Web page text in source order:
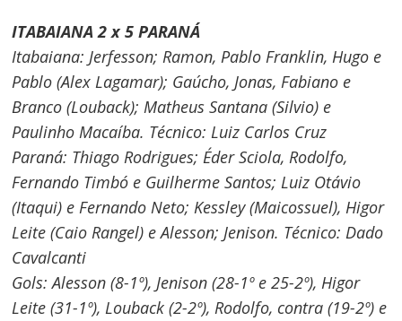
ITABAIANA 2 x 5 PARANÁ
Itabaiana: Jerfesson; Ramon, Pablo Franklin, Hugo e
Pablo (Alex Lagamar); Gaúcho, Jonas, Fabiano e
Branco (Louback); Matheus Santana (Silvio) e
Paulinho Macaíba. Técnico: Luiz Carlos Cruz
Paraná: Thiago Rodrigues; Éder Sciola, Rodolfo,
Fernando Timbó e Guilherme Santos; Luiz Otávio
(Itaqui) e Fernando Neto; Kessley (Maicossuel), Higor
Leite (Caio Rangel) e Alesson; Jenison. Técnico: Dado
Cavalcanti
Gols: Alesson (8-1º), Jenison (28-1º e 25-2º), Higor
Leite (31-1º), Louback (2-2º), Rodolfo, contra (19-2º) e